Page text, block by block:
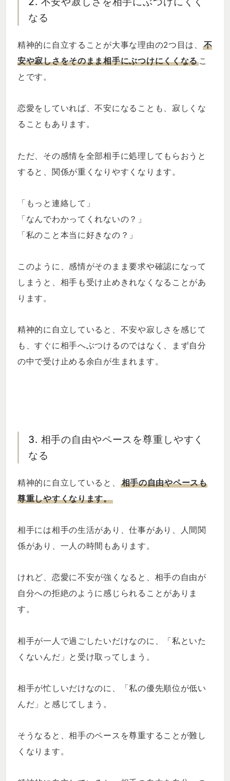
なる
精神的に自立することが大事な理由の2つ目は、 不
安や寂しさをそのまま相手にぶつけにくくなるこ
とです。
恋愛をしていれば、不安になることも、寂しくな
ることもあります。
ただ、その感情を全部相手に処理してもらおうと
すると、関係が重くなりやすくなります。
「もっと連絡して」
「なんでわかってくれないの？」
「私のこと本当に好きなの？」
このように、感情がそのまま要求や確認になって
しまうと、相手も受け止めきれなくなることがあ
ります。
精神的に自立していると、不安や寂しさを感じて
も、すぐに相手へぶつけるのではなく、まず自分
の中で受け止める余白が生まれます。
3. 相手の自由やペースを尊重しやすく
なる
精神的に自立していると、 相手の自由やペースも
尊重しやすくなります。
相手には相手の生活があり、仕事があり、人間関
係があり、一人の時間もあります。
けれど、恋愛に不安が強くなると、相手の自由が
自分への拒絶のように感じられることがありま
す。
相手が一人で過ごしたいだけなのに、「私といた
くないんだ」と受け取ってしまう。
相手が忙しいだけなのに、「私の優先順位が低い
んだ」と感じてしまう。
そうなると、相手のペースを尊重することが難し
くなります。